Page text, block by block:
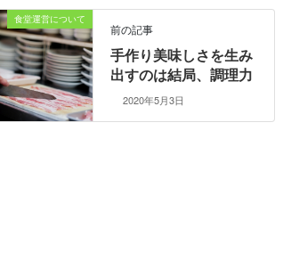
食堂運営について
前の記事
手作り美味しさを生み
出すのは結局、調理力
2020年5月3日